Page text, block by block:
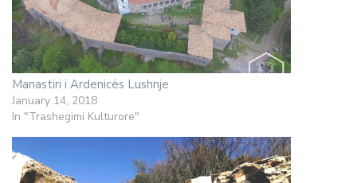
Manastiri i Ardenicës Lushnje
January 14, 2018
In "Trashegimi Kulturore"